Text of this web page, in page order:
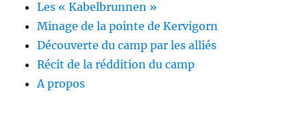
Les « Kabelbrunnen »
Minage de la pointe de Kervigorn
Découverte du camp par les alliés
Récit de la réddition du camp
A propos